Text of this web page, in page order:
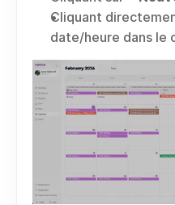
Cliquant
date/heure dans le